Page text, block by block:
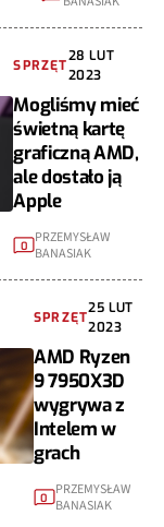
SPRZĘT
28 LUT
2023
Mogliśmy mieć
świetną kartę
graficzną AMD,
ale dostało ją
Apple
0
PRZEMYSŁAW
BANASIAK
SPRZĘT
25 LUT
2023
AMD Ryzen
9 7950X3D
wygrywa z
Intelem w
grach
0
PRZEMYSŁAW
BANASIAK